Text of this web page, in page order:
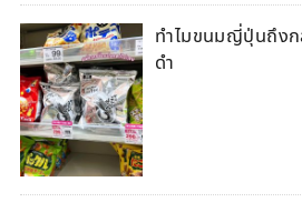
ทำไมขนมญี่ปุ่นถึงก
ดำ